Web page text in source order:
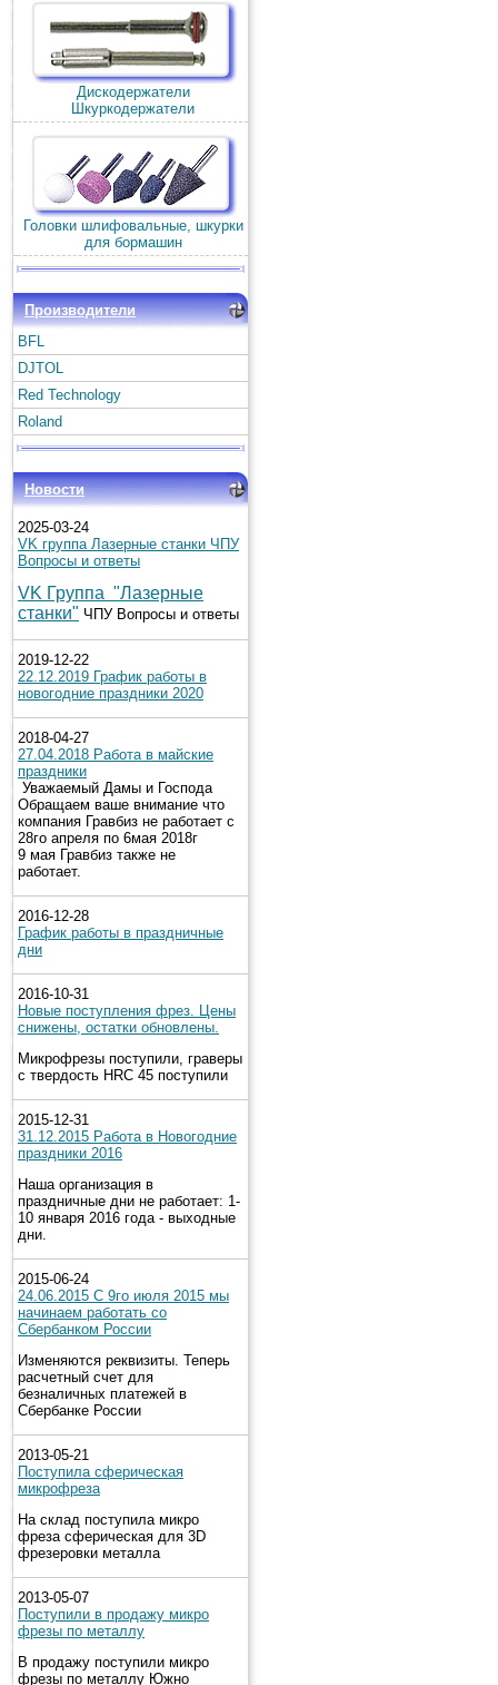
Дискодержатели
Шкуркодержатели
Головки шлифовальные, шкурки
для бормашин
Производители
BFL
DJTOL
Red Technology
Roland
Новости
2025-03-24
VK группа Лазерные станки ЧПУ
Вопросы и ответы
VK Группа "Лазерные
станки" ЧПУ Вопросы и ответы
2019-12-22
22.12.2019 График работы в
новогодние праздники 2020
2018-04-27
27.04.2018 Работа в майские
праздники
Уважаемый Дамы и Господа
Обращаем ваше внимание что
компания Гравбиз не работает с
28го апреля по 6мая 2018г
9 мая Гравбиз также не
работает.
2016-12-28
График работы в праздничные
дни
2016-10-31
Новые поступления фрез. Цены
снижены, остатки обновлены.
Микрофрезы поступили, граверы
с твердость HRC 45 поступили
2015-12-31
31.12.2015 Работа в Новогодние
праздники 2016
Наша организация в
праздничные дни не работает: 1-
10 января 2016 года - выходные
дни.
2015-06-24
24.06.2015 С 9го июля 2015 мы
начинаем работать со
Сбербанком России
Изменяются реквизиты. Теперь
расчетный счет для
безналичных платежей в
Сбербанке России
2013-05-21
Поступила сферическая
микрофреза
На склад поступила микро
фреза сферическая для 3D
фрезеровки металла
2013-05-07
Поступили в продажу микро
фрезы по металлу
В продажу поступили микро
фрезы по металлу Южно